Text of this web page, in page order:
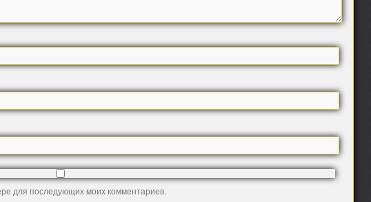
для последующих моих комментариев.